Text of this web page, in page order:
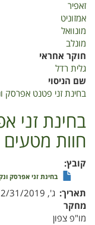
זאפיר
אמזוניט
מונוואל
מונלב
חוקר אחראי
גלית רדל
שם הניסוי
בחינת זני פטנט אפרסק
בחינת זני
חוות מטעים 2019
קובץ
בחינת זני אפרסק
תאריך ג', 12/31/2019 - 12:00
מחקר
מו"פ צפון